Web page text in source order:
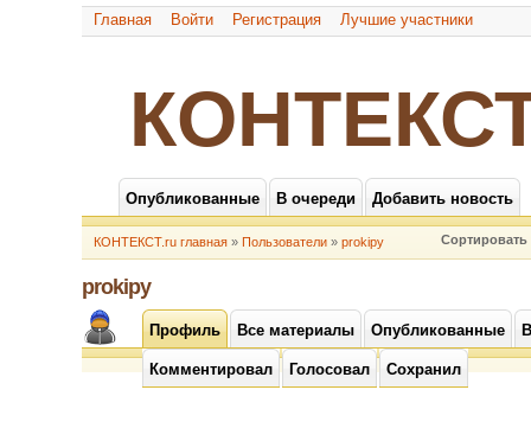
Главная Войти Регистрация Лучшие участники
Опубликованные В очереди Добавить новость
КОНТЕКСТ.ru главная » Пользователи » prokipy
prokipy
Профиль Все материалы Опубликованные
Комментировал Голосовал Сохранил